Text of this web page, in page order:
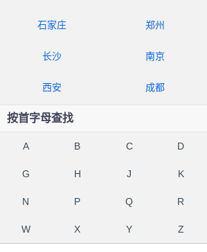
石家庄 郑州
长沙 南京
西安 成都
按首字母查找
A B C D
G H J K
N P Q R
W X Y Z